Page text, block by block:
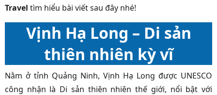
Travel tìm hiểu bài viết sau đây nhé!
Vịnh Hạ Long – Di sản
thiên nhiên kỳ vĩ
Nằm ở tỉnh Quảng Ninh, Vịnh Hạ Long được UNESCO
công nhận là Di sản thiên nhiên thế giới, nổi bật với